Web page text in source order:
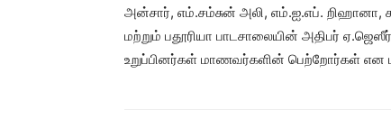
அன்சார், எம்.சம்சுன் அலி, எம்.ஐ.எப். றிஹானா,
மற்றும் பதூரியா பாடசாலையின் அதிபர்
உறுப்பினர்கள் மாணவர்களின் பெற்றோர்கள் என